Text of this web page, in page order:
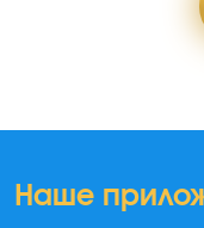
Наше